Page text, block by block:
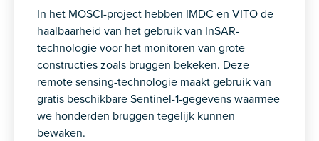
In het MOSCI-project hebben IMDC en VITO de
haalbaarheid van het gebruik van InSAR-
technologie voor het monitoren van grote
constructies zoals bruggen bekeken. Deze
remote sensing-technologie maakt gebruik van
gratis beschikbare Sentinel-1-gegevens waarmee
we honderden bruggen tegelijk kunnen
bewaken.